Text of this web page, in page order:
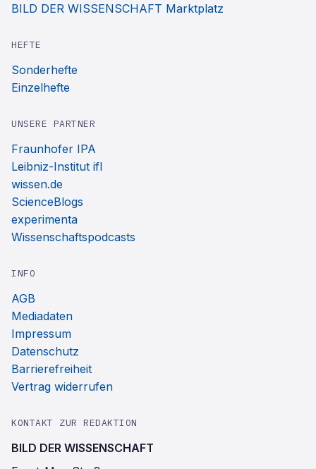
BILD DER WISSENSCHAFT Marktplatz
HEFTE
Sonderhefte
Einzelhefte
UNSERE PARTNER
Fraunhofer IPA
Leibniz-Institut ifl
wissen.de
ScienceBlogs
experimenta
Wissenschaftspodcasts
INFO
AGB
Mediadaten
Impressum
Datenschutz
Barrierefreiheit
Vertrag widerrufen
KONTAKT ZUR REDAKTION
BILD DER WISSENSCHAFT